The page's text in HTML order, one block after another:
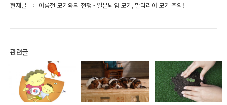
현재글 여름철 모기와의 전쟁 - 일본뇌염 모기, 말라리아 모기 주의!
관련글